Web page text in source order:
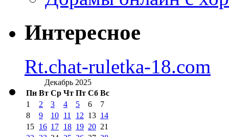
Интересное
Rt.chat-ruletka-18.com
Декабрь 2025
Пн Вт Ср Чт Пт Сб Вс
1 2 3 4 5 6
7
8
9 10 11 12 13 14
15 16 17 18 19 20 21